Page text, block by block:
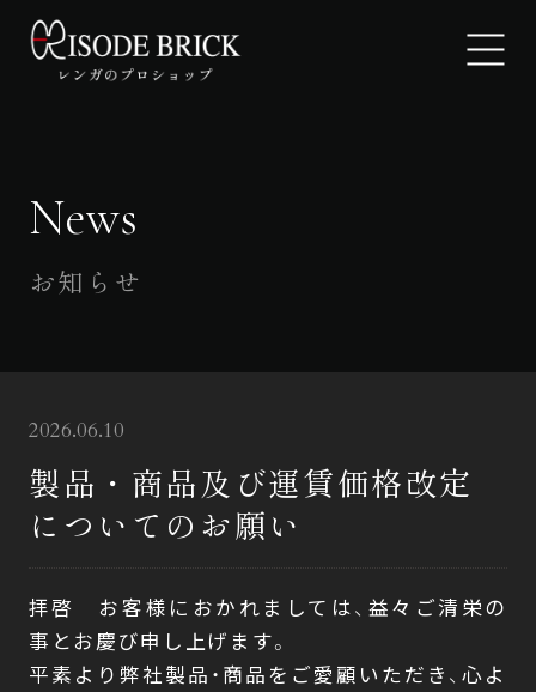
EPISODE BRICKについて
製品紹介
お知らせ
お問い合わせ・見積もり
ONLINESHOP
News
お知らせ
2026.06.10
製品・商品及び運賃価格改定
についてのお願い
拝啓 お客様におかれましては、益々ご清栄の
事とお慶び申し上げます。
平素より弊社製品・商品をご愛顧いただき、心よ